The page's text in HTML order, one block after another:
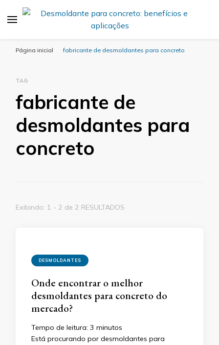
Página inicial fabricante de desmoldantes para concreto
TAG
fabricante de
desmoldantes para
concreto
Exibindo: 1 - 2 de 2 RESULTADOS
DESMOLDANTES
Onde encontrar o melhor
desmoldantes para concreto do
mercado?
Tempo de leitura: 3 minutos
Está procurando por desmoldantes para